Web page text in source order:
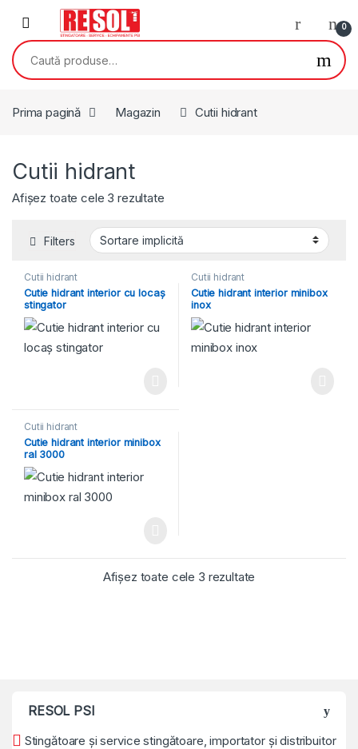
Skip to navigation
Skip to content
0
Caută după:
Prima pagină Magazin Cutii hidrant
Cutii hidrant
Afișez toate cele 3 rezultate
Filters
Cutii hidrant
Cutie hidrant interior cu locaș
stingator
Cutii hidrant
Cutie hidrant interior minibox
inox
Cutii hidrant
Cutie hidrant interior minibox
ral 3000
Afișez toate cele 3 rezultate
RESOL PSI
Stingătoare și service stingătoare, importator și distribuitor